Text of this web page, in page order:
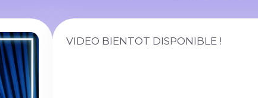
VIDEO BIENTOT DISPONIBLE !